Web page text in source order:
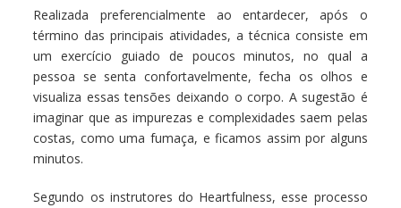
Realizada preferencialmente ao entardecer, após o
término das principais atividades, a técnica consiste em
um exercício guiado de poucos minutos, no qual a
pessoa se senta confortavelmente, fecha os olhos e
visualiza essas tensões deixando o corpo. A sugestão é
imaginar que as impurezas e complexidades saem pelas
costas, como uma fumaça, e ficamos assim por alguns
minutos.
Segundo os instrutores do Heartfulness, esse processo